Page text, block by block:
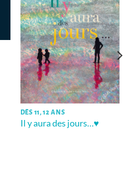
DÈS 11, 12 ANS
Il y aura des jours…♥